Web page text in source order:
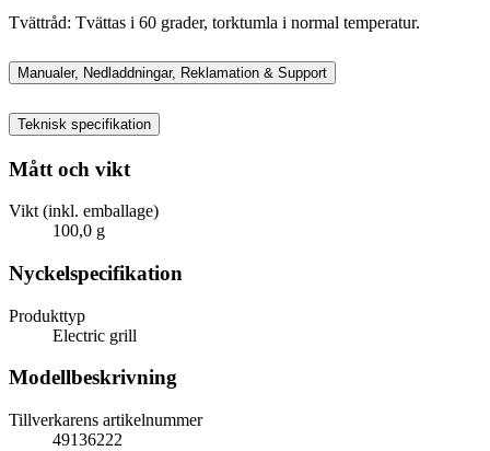
Tvättråd: Tvättas i 60 grader, torktumla i normal temperatur.
Manualer, Nedladdningar, Reklamation & Support
Teknisk specifikation
Mått och vikt
Vikt (inkl. emballage)
100,0 g
Nyckelspecifikation
Produkttyp
Electric grill
Modellbeskrivning
Tillverkarens artikelnummer
49136222